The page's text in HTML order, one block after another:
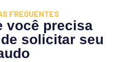
FREQUENTES
você precisa
solicitar seu